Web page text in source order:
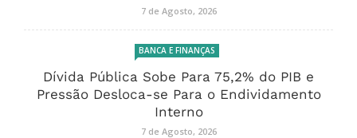
7 de Agosto, 2026
BANCA E FINANÇAS
Dívida Pública Sobe Para 75,2% do PIB e
Pressão Desloca-se Para o Endividamento
Interno
7 de Agosto, 2026